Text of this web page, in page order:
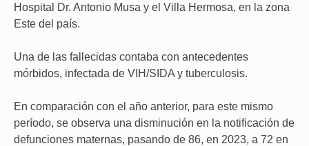
Hospital Dr. Antonio Musa y el Villa Hermosa, en la zona
Este del país.
Una de las fallecidas contaba con antecedentes
mórbidos, infectada de VIH/SIDA y tuberculosis.
En comparación con el año anterior, para este mismo
período, se observa una disminución en la notificación de
defunciones maternas, pasando de 86, en 2023, a 72 en